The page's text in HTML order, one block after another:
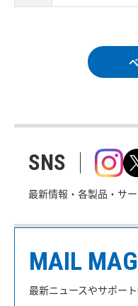
SNS
最新情報・各製品・サ
MAIL
最新ニュースやサポー